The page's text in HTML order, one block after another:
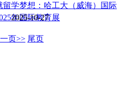
留学梦想：哈工大（威海）国际
年国际教育展
2025-10-27
页>> 尾页